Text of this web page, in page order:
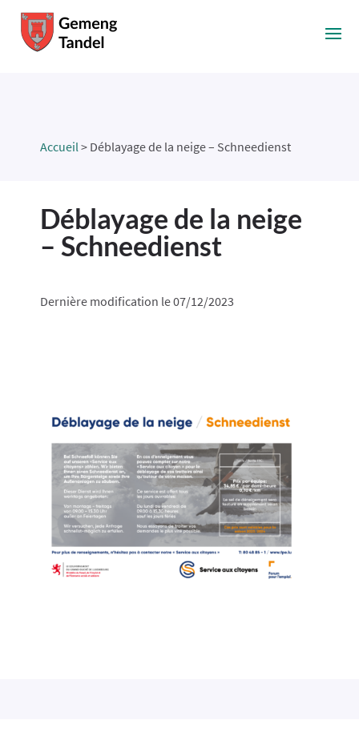
Accueil> Déblayage de la neige – Schneedienst
Déblayage de la neige
– Schneedienst
Dernière modification le 07/12/2023